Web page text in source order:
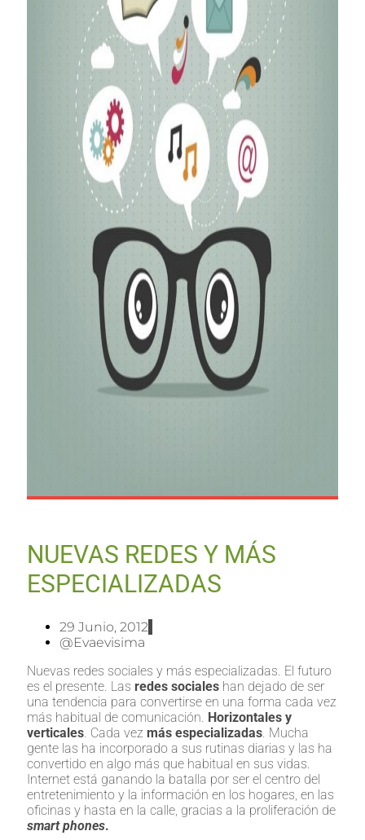
NUEVAS REDES Y MÁS
ESPECIALIZADAS
29 Junio, 2012
@evaevisima
Nuevas redes sociales y más especializadas. El futuro
es el presente. Las redes sociales han dejado de ser
una tendencia para convertirse en una forma cada vez
más habitual de comunicación. Horizontales y
verticales. Cada vez más especializadas. Mucha
gente las ha incorporado a sus rutinas diarias y las ha
convertido en algo más que habitual en sus vidas.
Internet está ganando la batalla por ser el centro del
entretenimiento y la información en los hogares, en las
oficinas y hasta en la calle, gracias a la proliferación de
smart phones.